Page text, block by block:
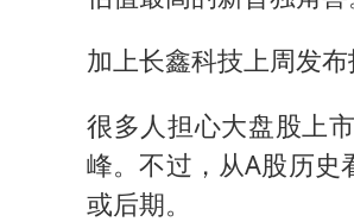
国防
我国
加上长鑫科技上周发布
很多人担心大盘股上
峰。不过，从A股历史
或后期。